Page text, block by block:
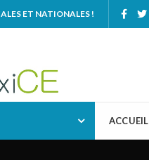
ET NATIONALES !
ACCUEIL